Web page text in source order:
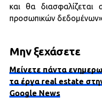
και θα
προσωπικών
Μην ξεχάσετε
Μείνετε πάντα
τα έργα real estate
Google News